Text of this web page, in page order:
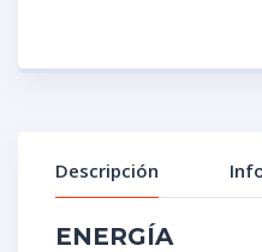
Descripción
ENERGÍA